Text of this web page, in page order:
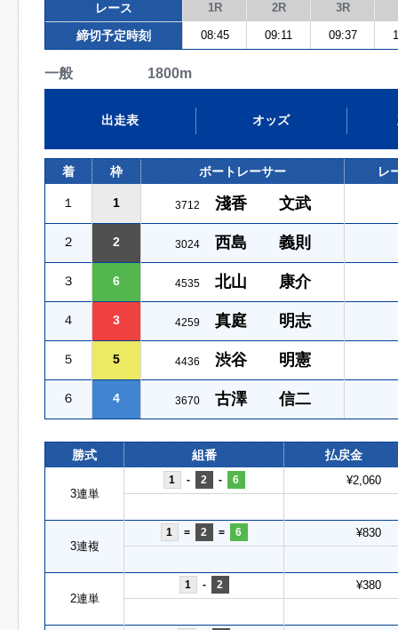
レース 1R 2R 3R
締切予定時刻 08:45 09:11 09:37
一般 1800m
出走表 オッズ
着 枠 ボートレーサー レ
１ 1 3712 淺香 文武
２ 2 3024 西島 義則
３ 6 4535 北山 康介
４ 3 4259 真庭 明志
５ 5 4436 渋谷 明憲
６ 4 3670 古澤 信二
勝式 組番 払戻金
3連単
1 - 2 - 6 ¥2,060
3連複
1 = 2 = 6 ¥830
2連単
1 - 2 ¥380